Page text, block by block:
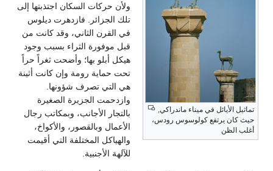
تماثيل الأيائل في ميناء ماندراكي,
حيث كان يرتفع كولوسوس رودس،
أغلب الظن
ولأن حركات السكان اجتذبتها إلى
تلك الجزائر. فازدهرت ديلوس
في القرن الثاني، وقد كانت من
قبل موفورة الثراء بسبب وجود
هيكل أبلو بها؛ وأضحت ثغراً حراً
تحت حماية رومة وإن كانت أثينة
هي التي تصرف شؤونها.
وازدحمت الجزيرة الصغيرة
بالتجار الأجانب، وبمكاتب رجال
الأعمال وبالقصور، والأكواخ،
والهياكل المختلفة التي أقيمت
للآلهة الأجنبية.